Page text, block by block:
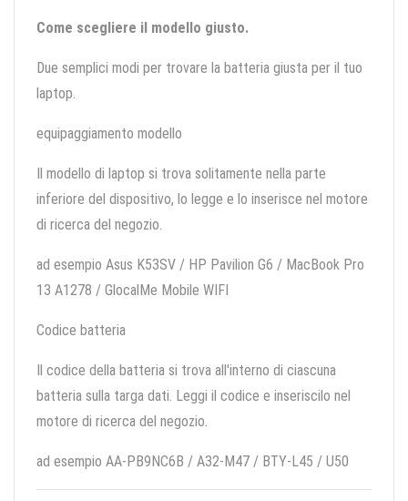
Come scegliere il modello giusto.
Due semplici modi per trovare la batteria giusta per il tuo
laptop.
equipaggiamento modello
Il modello di laptop si trova solitamente nella parte
inferiore del dispositivo, lo legge e lo inserisce nel motore
di ricerca del negozio.
ad esempio Asus K53SV / HP Pavilion G6 / MacBook Pro
13 A1278 / GlocalMe Mobile WIFI
Codice batteria
Il codice della batteria si trova all'interno di ciascuna
batteria sulla targa dati. Leggi il codice e inseriscilo nel
motore di ricerca del negozio.
ad esempio AA-PB9NC6B / A32-M47 / BTY-L45 / U50